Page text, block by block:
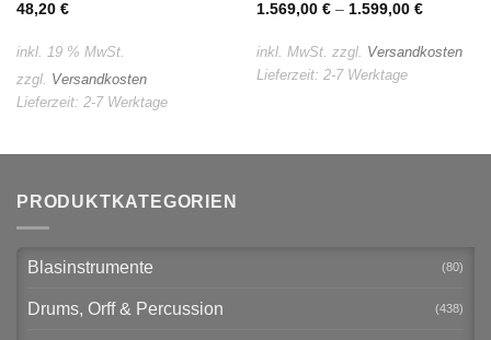
48,20 €
inkl. 19 % MwSt.
zzgl. Versandkosten
Lieferzeit: 2-7 Werktage
1.569,00 €– 1.599,00 €
inkl. MwSt. zzgl. Versandkosten
Lieferzeit: 2-7 Werktage
PRODUKTKATEGORIEN
Blasinstrumente (80)
Drums, Orff & Percussion (438)